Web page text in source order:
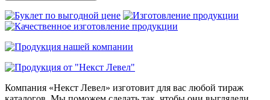
Компания «Некст Левел» изготовит для вас любой тираж